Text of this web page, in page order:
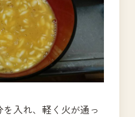
入れ、軽く火が通っ